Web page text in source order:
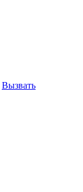
Вызвать